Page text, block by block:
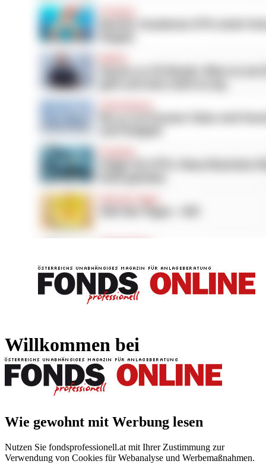
Willkommen bei
Wie gewohnt mit Werbung lesen
Nutzen Sie fondsprofessionell.at mit Ihrer Zustimmung zur
Verwendung von Cookies für Webanalyse und Werbemaßnahmen.